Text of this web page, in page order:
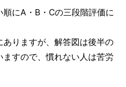
順にA・B・Cの三段階評価に
ありますが、解答図は後半の
すので、慣れない人は苦労